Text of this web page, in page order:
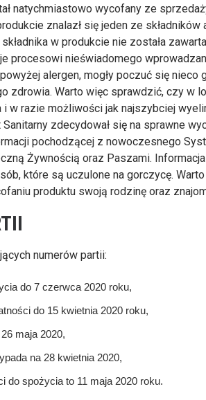
natychmiastowo wycofany ze
znalazł się jeden ze składników
w produkcie nie została
procesowi nieświadomego
alergen, mogły poczuć się nieco
zdrowia. Warto więc sprawdzić, czy w
w razie możliwości jak najszybciej
zdecydował się na sprawne
pochodzącej z nowoczesnego
Żywnością oraz Paszami.
które są uczulone na gorczycę.
produktu swoją rodzinę oraz
numerów partii:
do 7 czerwca 2020 roku,
do 15 kwietnia 2020 roku,
maja 2020,
na 28 kwietnia 2020,
do spożycia to 11 maja 2020 roku.